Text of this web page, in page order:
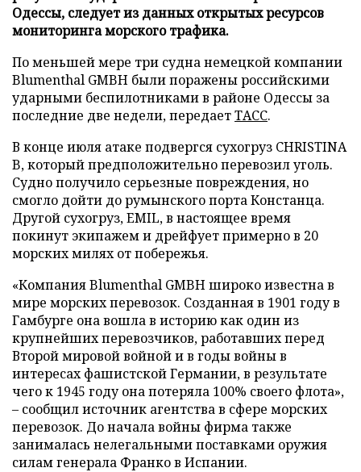
Одессы, следует из данных открытых ресурсов
мониторинга морского трафика.
По меньшей мере три судна немецкой компании
Blumenthal GMBH были поражены российскими
ударными беспилотниками в районе Одессы за
последние две недели, передаетТАСС.
В конце июля атаке подвергся сухогруз CHRISTINA
B, который предположительно перевозил уголь.
Судно получило серьезные повреждения, но
смогло дойти до румынского порта Констанца.
Другой сухогруз, EMIL, в настоящее время
покинут экипажем и дрейфует примерно в 20
морских милях от побережья.
«Компания Blumenthal GMBH широко известна в
мире морских перевозок. Созданная в 1901 году в
Гамбурге она вошла в историю как один из
крупнейших перевозчиков, работавших перед
Второй мировой войной и в годы войны в
интересах фашистской Германии, в результате
чего к 1945 году она потеряла 100% своего флота»,
– сообщил источник агентства в сфере морских
перевозок. До начала войны фирма также
занималась нелегальными поставками оружия
силам генерала Франко в Испании.